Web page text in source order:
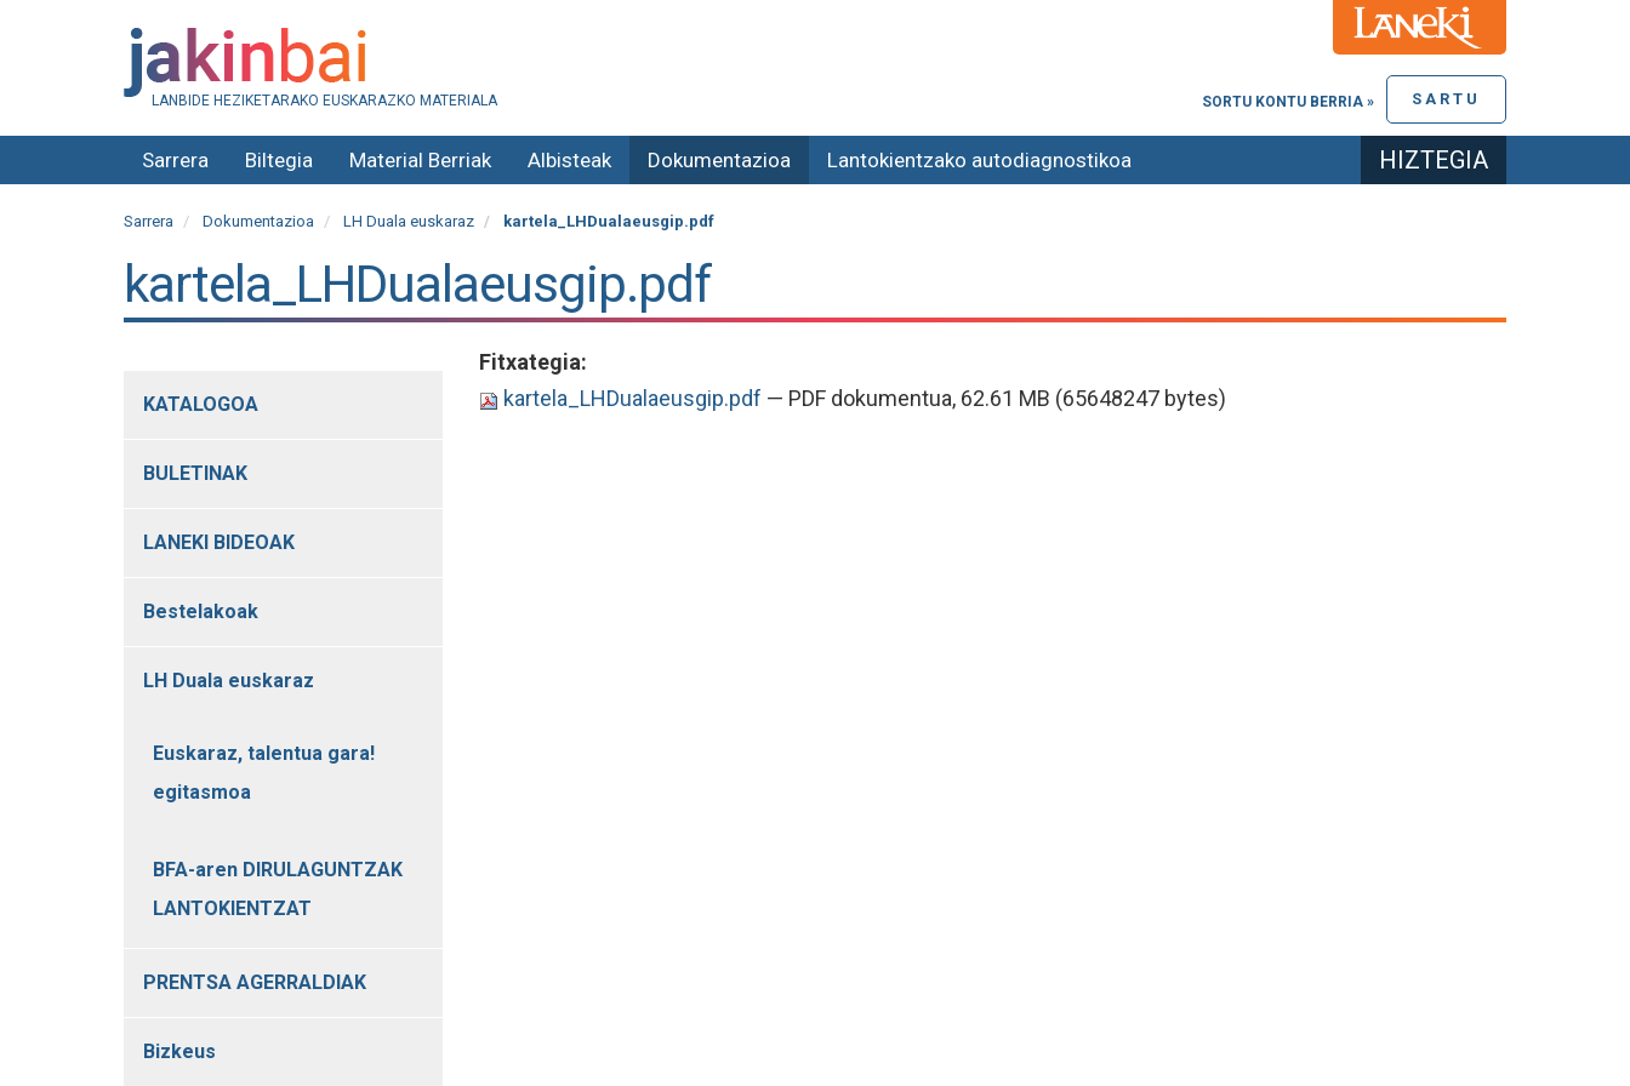
LANBIDE HEZIKETARAKO EUSKARAZKO MATERIALA SARTU
SORTU KONTU BERRIA »
Sarrera Biltegia Material Berriak Albisteak Dokumentazioa Lantokientzako autodiagnostikoa HIZTEGIA
Sarrera Dokumentazioa LH Duala euskaraz kartela_LHDualaeusgip.pdf
kartela_LHDualaeusgip.pdf
Fitxategia:
kartela_LHDualaeusgip.pdf — PDF dokumentua, 62.61 MB (65648247 bytes)
KATALOGOA
BULETINAK
LANEKI BIDEOAK
Bestelakoak
LH Duala euskaraz
Euskaraz, talentua gara!
egitasmoa
BFA-aren DIRULAGUNTZAK
LANTOKIENTZAT
PRENTSA AGERRALDIAK
Bizkeus